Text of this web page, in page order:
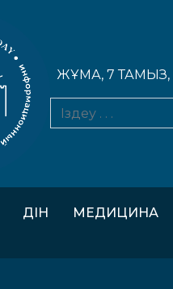
ЖҰМА, 7 ТАМЫЗ,
ДІН МЕДИЦИНА